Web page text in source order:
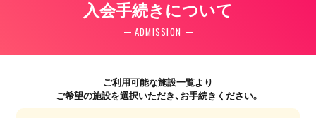
入会手続きについて
ADMISSION
ご利用可能な施設一覧より
ご希望の施設を選択いただき、お手続きください。